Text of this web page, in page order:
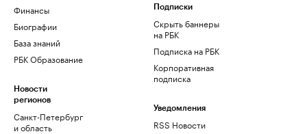
Финансы
Биографии
База знаний
РБК Образование
Новости
регионов
Санкт-Петербург
и область
Подписки
Скрыть баннеры
на РБК
Подписка на РБК
Корпоративная
подписка
Уведомления
RSS Новости